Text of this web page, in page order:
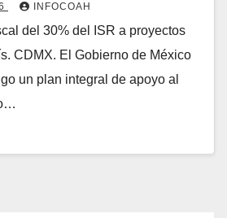
INFOCOAH
del 30% del ISR a proyectos
CDMX. El Gobierno de México
un plan integral de apoyo al